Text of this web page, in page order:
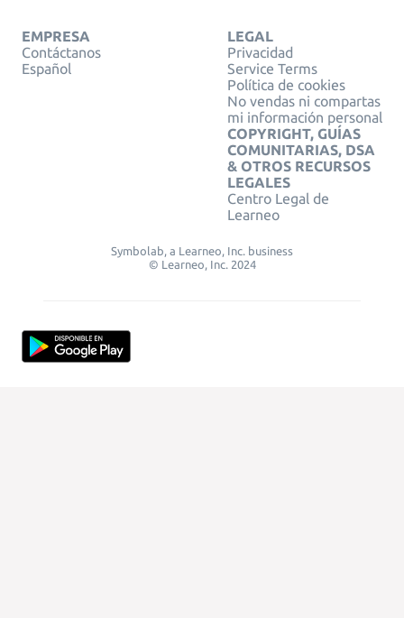
EMPRESA
Contáctanos
Español
LEGAL
Privacidad
Service Terms
Política de cookies
No vendas ni compartas
mi información personal
COPYRIGHT, GUÍAS
COMUNITARIAS, DSA
& OTROS RECURSOS
LEGALES
Centro Legal de
Learneo
Symbolab, a Learneo, Inc. business
© Learneo, Inc. 2024